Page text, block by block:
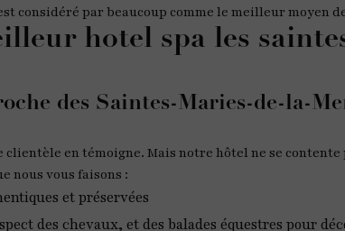
considéré par beaucoup comme le meilleur moyen
hotel spa les
des Saintes-Maries-de-la-
en témoigne. Mais notre hôtel ne se contente
nous vous faisons :
et préservées
des chevaux, et des balades équestres pour